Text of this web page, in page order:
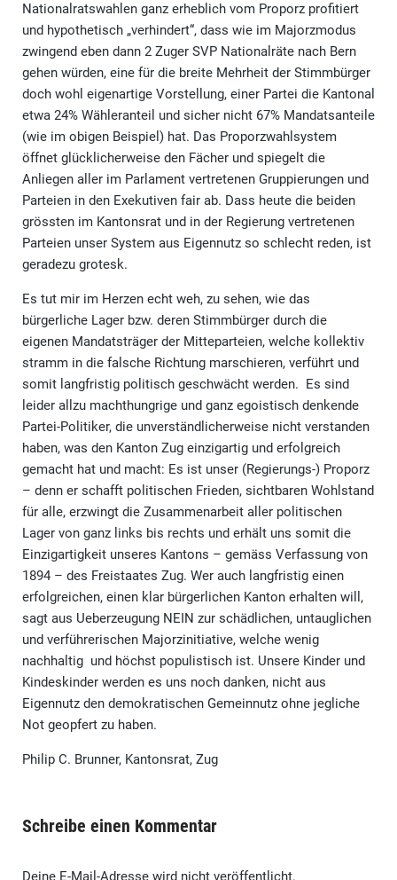
Nationalratswahlen ganz erheblich vom Proporz profitiert
und hypothetisch „verhindert“, dass wie im Majorzmodus
zwingend eben dann 2 Zuger SVP Nationalräte nach Bern
gehen würden, eine für die breite Mehrheit der Stimmbürger
doch wohl eigenartige Vorstellung, einer Partei die Kantonal
etwa 24% Wähleranteil und sicher nicht 67% Mandatsanteile
(wie im obigen Beispiel) hat. Das Proporzwahlsystem
öffnet glücklicherweise den Fächer und spiegelt die
Anliegen aller im Parlament vertretenen Gruppierungen und
Parteien in den Exekutiven fair ab. Dass heute die beiden
grössten im Kantonsrat und in der Regierung vertretenen
Parteien unser System aus Eigennutz so schlecht reden, ist
geradezu grotesk.
Es tut mir im Herzen echt weh, zu sehen, wie das
bürgerliche Lager bzw. deren Stimmbürger durch die
eigenen Mandatsträger der Mitteparteien, welche kollektiv
stramm in die falsche Richtung marschieren, verführt und
somit langfristig politisch geschwächt werden. Es sind
leider allzu machthungrige und ganz egoistisch denkende
Partei-Politiker, die unverständlicherweise nicht verstanden
haben, was den Kanton Zug einzigartig und erfolgreich
gemacht hat und macht: Es ist unser (Regierungs-) Proporz
– denn er schafft politischen Frieden, sichtbaren Wohlstand
für alle, erzwingt die Zusammenarbeit aller politischen
Lager von ganz links bis rechts und erhält uns somit die
Einzigartigkeit unseres Kantons – gemäss Verfassung von
1894 – des Freistaates Zug. Wer auch langfristig einen
erfolgreichen, einen klar bürgerlichen Kanton erhalten will,
sagt aus Ueberzeugung NEIN zur schädlichen, untauglichen
und verführerischen Majorzinitiative, welche wenig
nachhaltig und höchst populistisch ist. Unsere Kinder und
Kindeskinder werden es uns noch danken, nicht aus
Eigennutz den demokratischen Gemeinnutz ohne jegliche
Not geopfert zu haben.
Philip C. Brunner, Kantonsrat, Zug
Schreibe einen Kommentar
Deine E-Mail-Adresse wird nicht veröffentlicht.